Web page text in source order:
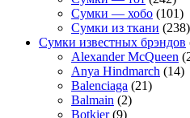
Сумки — хобо (101)
Сумки из ткани (238)
Сумки известных брэндов
Alexander McQueen
Anya Hindmarch (14)
Balenciaga (21)
Balmain (2)
Botkier(9)